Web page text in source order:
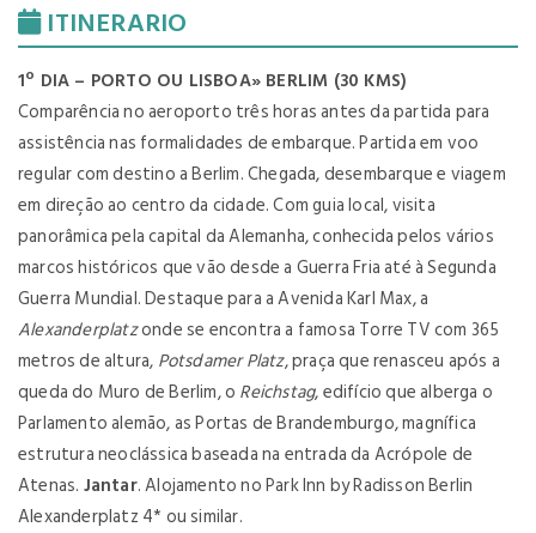
ITINERARIO
1º DIA – PORTO OU LISBOA» BERLIM (30 KMS)
Comparência no aeroporto três horas antes da partida para
assistência nas formalidades de embarque. Partida em voo
regular com destino a Berlim. Chegada, desembarque e viagem
em direção ao centro da cidade. Com guia local, visita
panorâmica pela capital da Alemanha, conhecida pelos vários
marcos históricos que vão desde a Guerra Fria até à Segunda
Guerra Mundial. Destaque para a Avenida Karl Max, a
Alexanderplatzonde se encontra a famosa Torre TV com 365
metros de altura, Potsdamer Platz, praça que renasceu após a
queda do Muro de Berlim, o Reichstag, edifício que alberga o
Parlamento alemão, as Portas de Brandemburgo, magnífica
estrutura neoclássica baseada na entrada da Acrópole de
Atenas. Jantar. Alojamento no Park Inn by Radisson Berlin
Alexanderplatz 4* ou similar.